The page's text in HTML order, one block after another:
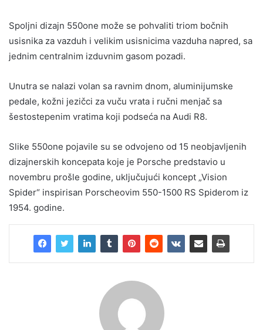
Spoljni dizajn 550one može se pohvaliti triom bočnih
usisnika za vazduh i velikim usisnicima vazduha napred, sa
jednim centralnim izduvnim gasom pozadi.
Unutra se nalazi volan sa ravnim dnom, aluminijumske
pedale, kožni jezičci za vuču vrata i ručni menjač sa
šestostepenim vratima koji podseća na Audi R8.
Slike 550one pojavile su se odvojeno od 15 neobjavljenih
dizajnerskih koncepata koje je Porsche predstavio u
novembru prošle godine, uključujući koncept „Vision
Spider“ inspirisan Porscheovim 550-1500 RS Spiderom iz
1954. godine.